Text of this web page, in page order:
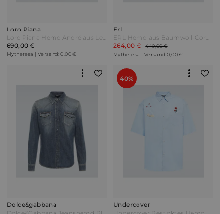
Loro Piana
Loro Piana Hemd André aus Leinen Blau
690,00 €
Mytheresa | Versand: 0,00 €
Erl
ERL Hemd aus Baumwoll-Cord Beige
264,00 €
440,00 €
Mytheresa | Versand: 0,00 €
Dolce&gabbana
40%
Undercover